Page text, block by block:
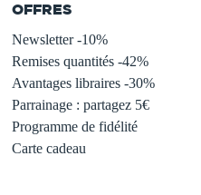
OFFRES
Newsletter -10%
Remises quantités -42%
Avantages libraires -30%
Parrainage : partagez 5€
Programme de fidélité
Carte cadeau